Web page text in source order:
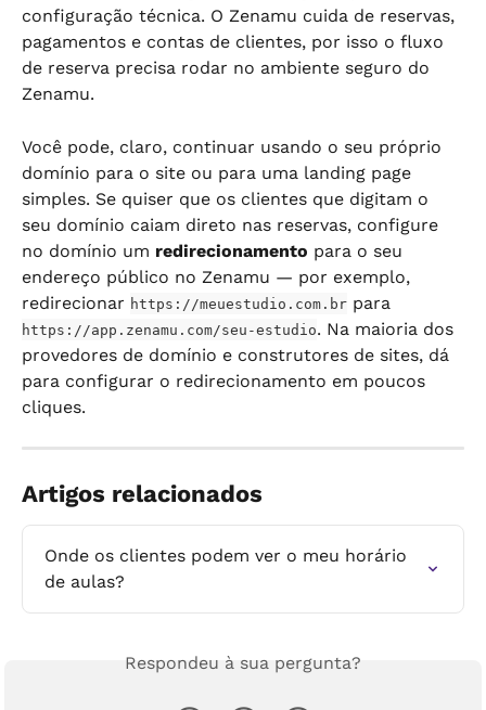
configuração técnica. O Zenamu cuida de reservas,
pagamentos e contas de clientes, por isso o fluxo
de reserva precisa rodar no ambiente seguro do
Zenamu.
Você pode, claro, continuar usando o seu próprio
domínio para o site ou para uma landing page
simples. Se quiser que os clientes que digitam o
seu domínio caiam direto nas reservas, configure
no domínio um redirecionamento para o seu
endereço público no Zenamu — por exemplo,
redirecionar https://meuestudio.com.br para
https://app.zenamu.com/seu-estudio. Na maioria dos
provedores de domínio e construtores de sites, dá
para configurar o redirecionamento em poucos
cliques.
Artigos relacionados
Onde os clientes podem ver o meu horário
de aulas?
Respondeu à sua pergunta?